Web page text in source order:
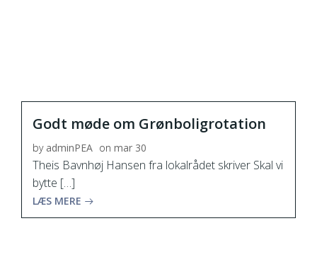
Godt møde om Grønboligrotation
by adminPEA on mar 30
Theis Bavnhøj Hansen fra lokalrådet skriver Skal vi
bytte […]
LÆS MERE